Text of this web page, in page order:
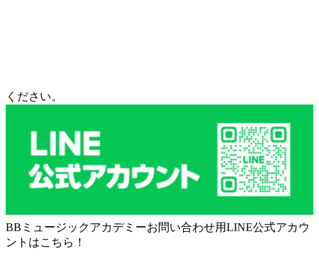
ください。
BBミュージックアカデミーお問い合わせ用LINE公式アカウ
ントはこちら！